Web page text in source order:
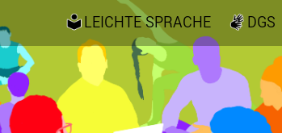
DGS
LEICHTE SPRACHE